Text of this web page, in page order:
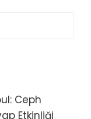
Ceph
Etkinliği